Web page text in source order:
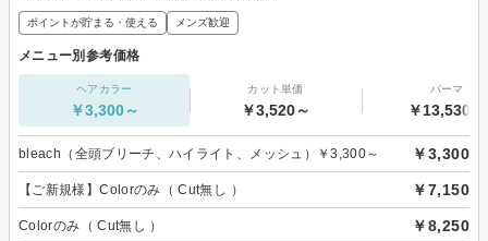
ポイントが貯まる・使える メンズ歓迎
メニュー別参考価格
ヘアカラー
￥3,300～
カット単価
￥3,520～
パーマ
￥13,530～
bleach（全頭ブリーチ、ハイライト、メッシュ）￥3,300～ ￥3,300
【ご新規様】Colorのみ（ Cut無し ） ￥7,150
Colorのみ（ Cut無し ） ￥8,250